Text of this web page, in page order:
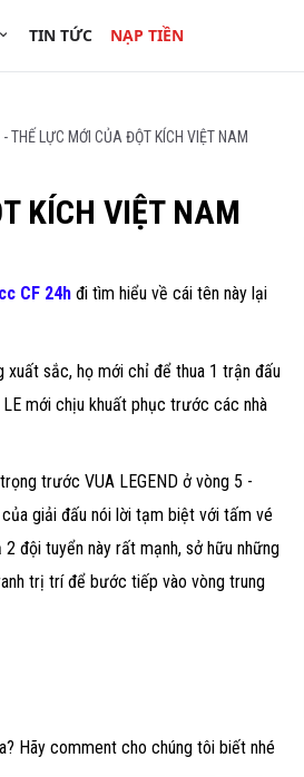
TIN TỨC NẠP TIỀN
- THẾ LỰC MỚI CỦA ĐỘT KÍCH VIỆT NAM
KÍCH VIỆT NAM
CF 24h đi tìm hiểu về cái tên này lại
xuất sắc, họ mới chỉ để thua 1 trận đấu
mới chịu khuất phục trước các nhà
trước VUA LEGEND ở vòng 5 -
giải đấu nói lời tạm biệt với tấm vé
đội tuyển này rất mạnh, sở hữu những
trị trí để bước tiếp vào vòng trung
Hãy comment cho chúng tôi biết nhé